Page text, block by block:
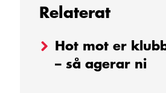
Relaterat
Hot mot er
– så agerar ni